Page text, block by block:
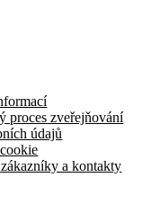
proces zveřejňování
údajů
a kontakty